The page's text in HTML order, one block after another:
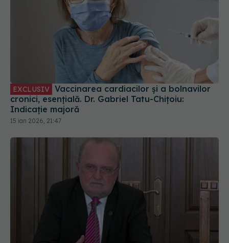
EXCLUSIV
cronici, esențială. Dr. Gabriel Tatu-Chițoiu:
Indicație majoră
15 ian 2026, 21:47